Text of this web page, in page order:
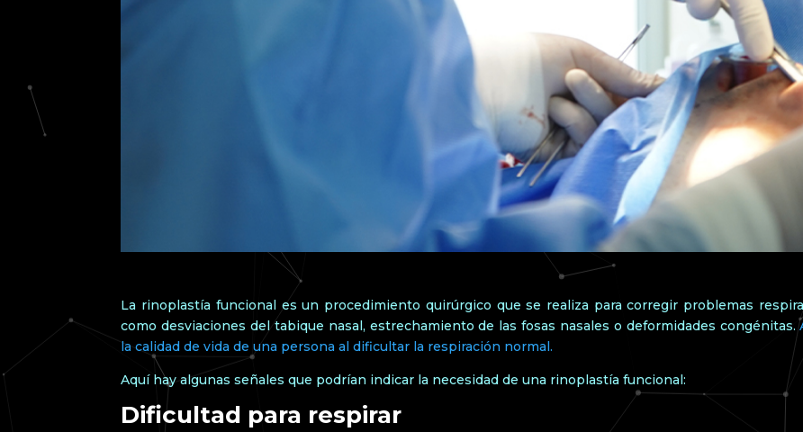
La rinoplastía funcional es un procedimiento quirúrgico que se realiza para corregir problemas
como desviaciones del tabique nasal, estrechamiento de las fosas nasales o deformidades congénitas.
la calidad de vida de una persona al dificultar la respiración normal.
Aquí hay algunas señales que podrían indicar la necesidad de una rinoplastía funcional:
Dificultad para respirar